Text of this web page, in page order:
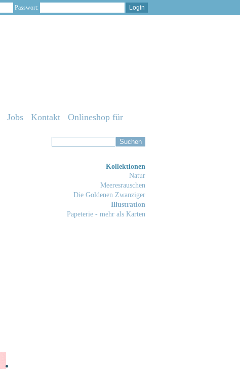
Passwort:
Jobs Kontakt
Onlineshop für
Kollektionen
Natur
Meeresrauschen
Die Goldenen Zwanziger
Illustration
Papeterie - mehr als Karten